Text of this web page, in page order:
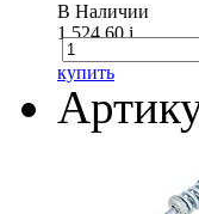
В Наличии
1 524.60i
купить